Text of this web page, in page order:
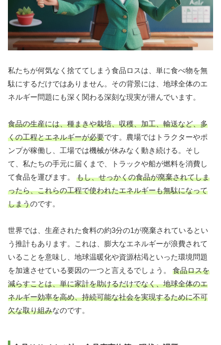
私たちが何気なく捨ててしまう食品ロスは、単に食べ物を無
駄にするだけではありません。その背景には、地球全体のエ
ネルギー問題にも深く関わる深刻な現実が潜んでいます。
食品の生産には、種まきや栽培、収穫、加工、輸送など、多
くの工程とエネルギーが必要です。農場ではトラクターやポ
ンプが稼働し、工場では機械が休みなく動き続ける。そし
て、私たちの手元に届くまで、トラックや船が燃料を消費し
て食品を運びます。 もし、せっかくの食品が廃棄されてしま
ったら、これらの工程で使われたエネルギーも無駄になって
しまうのです。
世界では、生産された食料の約3分の1が廃棄されているとい
う推計もあります。これは、膨大なエネルギーが浪費されて
いることを意味し、地球温暖化や資源枯渇といった環境問題
を加速させている要因の一つと言えるでしょう。 食品ロスを
減らすことは、単に家計を助けるだけでなく、地球全体のエ
ネルギー効率を高め、持続可能な社会を実現するために不可
欠な取り組みなのです。